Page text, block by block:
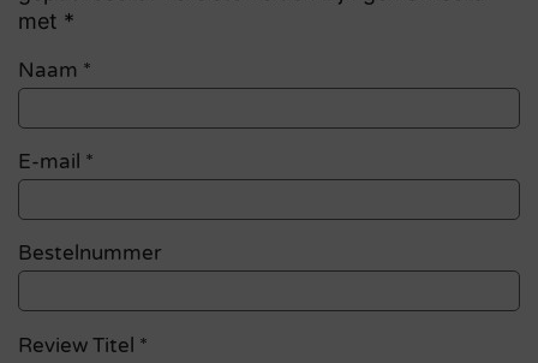
met *
Naam *
E-mail *
Bestelnummer
Review Titel *